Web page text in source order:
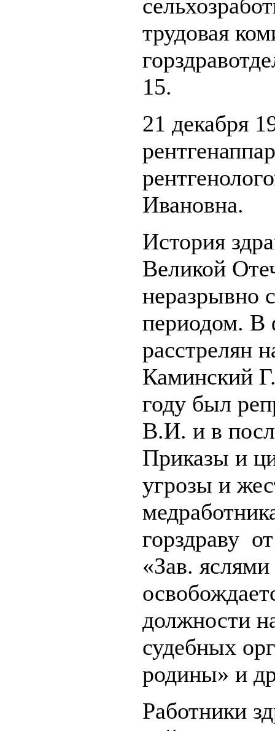
трудовая
15.
21 декабря
Ивановна.
История
Великой
неразрывно
периодом. В
расстрелян
Каминский
году был
В.И. и в
Приказы и
угрозы и
горздраву
«Зав.
должности
судебных
родины» и
Работники